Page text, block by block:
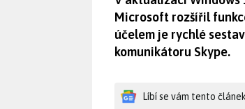
Microsoft rozšířil
účelem je rychlé
komunikátoru Skype.
Líbí se vám tento